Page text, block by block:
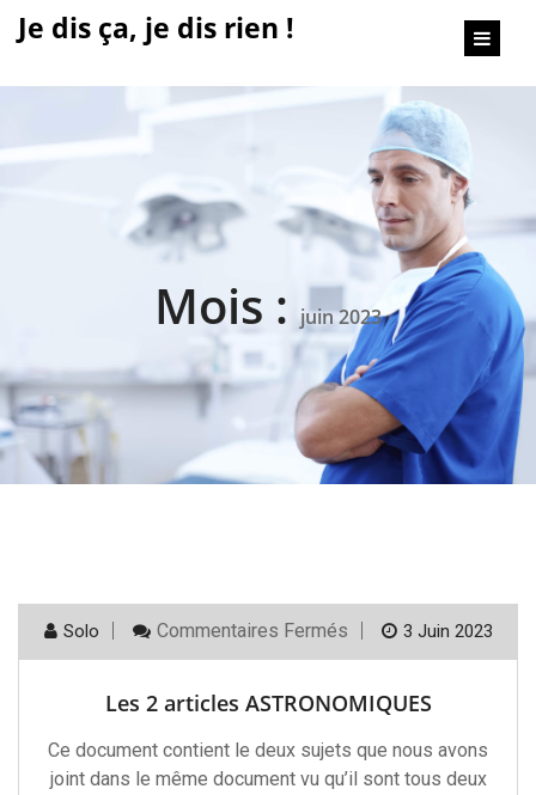
content
Je dis ça, je dis rien !
Mois :juin 2023
Solo Commentaires FermésSur
2
ASTRONOMIQUES
3 Juin 2023
Les 2 articles ASTRONOMIQUES
Ce document contient le deux sujets que nous avons
joint dans le même document vu qu’il sont tous deux